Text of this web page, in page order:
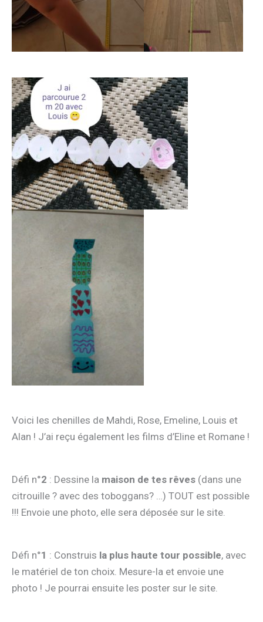
Voici les chenilles de Mahdi, Rose, Emeline, Louis et
Alan ! J’ai reçu également les films d’Eline et Romane !
Défi n°2 : Dessine la maison de tes rêves (dans une
citrouille ? avec des toboggans? …) TOUT est possible
!!! Envoie une photo, elle sera déposée sur le site.
Défi n°1 : Construis la plus haute tour possible, avec
le matériel de ton choix. Mesure-la et envoie une
photo ! Je pourrai ensuite les poster sur le site.